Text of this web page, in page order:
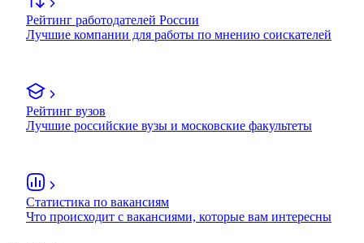
Рейтинг работодателей России
Лучшие компании для работы по мнению соискателей
Рейтинг вузов
Лучшие российские вузы и московские факультеты
Статистика по вакансиям
Что происходит с вакансиями, которые вам интересны